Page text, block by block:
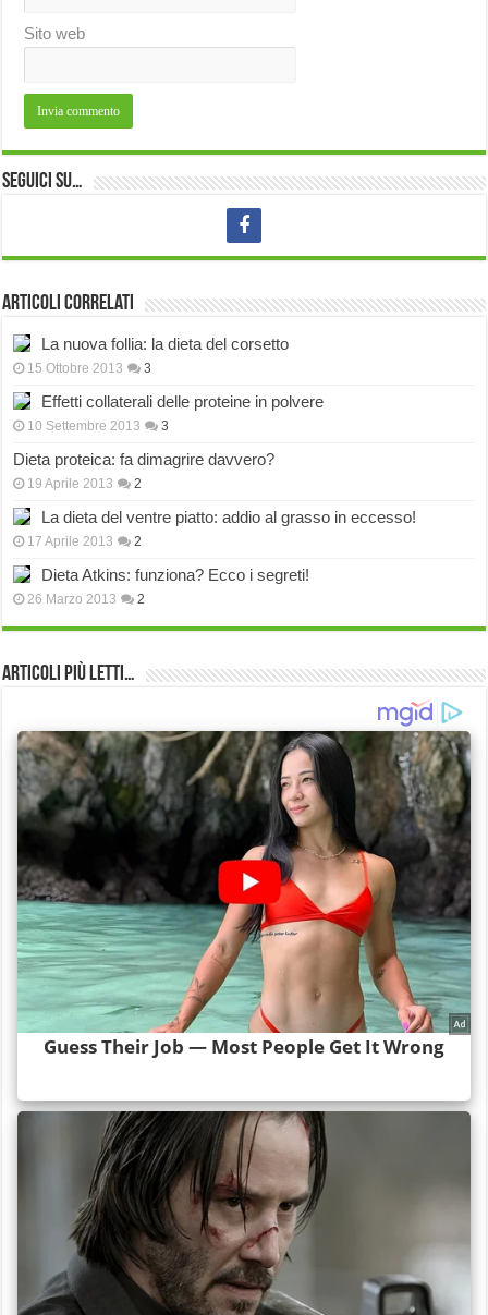
Sito web
Seguici su…
Articoli correlati
La nuova follia: la dieta del corsetto
15 Ottobre 2013 3
Effetti collaterali delle proteine in polvere
10 Settembre 2013 3
Dieta proteica: fa dimagrire davvero?
19 Aprile 2013 2
La dieta del ventre piatto: addio al grasso in eccesso!
17 Aprile 2013 2
Dieta Atkins: funziona? Ecco i segreti!
26 Marzo 2013 2
Articoli più Letti…